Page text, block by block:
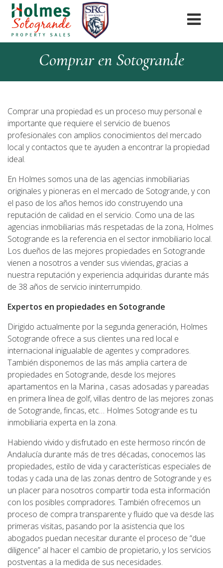
Comprar en Sotogrande
Comprar una propiedad es un proceso muy personal e
importante que requiere el servicio de buenos
profesionales con amplios conocimientos del mercado
local y contactos que te ayuden a encontrar la propiedad
ideal.
En Holmes somos una de las agencias inmobiliarias
originales y pioneras en el mercado de Sotogrande, y con
el paso de los años hemos ido construyendo una
reputación de calidad en el servicio. Como una de las
agencias inmobiliarias más respetadas de la zona, Holmes
Sotogrande es la referencia en el sector inmobiliario local.
Los dueños de las mejores propiedades en Sotogrande
vienen a nosotros a vender sus viviendas, gracias a
nuestra reputación y experiencia adquiridas durante más
de 38 años de servicio ininterrumpido.
Expertos en propiedades en Sotogrande
Dirigido actualmente por la segunda generación, Holmes
Sotogrande ofrece a sus clientes una red local e
internacional inigualable de agentes y compradores.
También disponemos de las más amplia cartera de
propiedades en Sotogrande, desde los mejores
apartamentos en la Marina , casas adosadas y pareadas
en primera línea de golf, villas dentro de las mejores zonas
de Sotogrande, fincas, etc… Holmes Sotogrande es tu
inmobiliaria experta en la zona.
Habiendo vivido y disfrutado en este hermoso rincón de
Andalucía durante más de tres décadas, conocemos las
propiedades, estilo de vida y características especiales de
todas y cada una de las zonas dentro de Sotogrande y es
un placer para nosotros compartir toda esta información
con los posibles compradores. También ofrecemos un
proceso de compra transparente y fluido que va desde las
primeras visitas, pasando por la asistencia que los
abogados puedan necesitar durante el proceso de “due
diligence” al hacer el cambio de propietario, y los servicios
postventas a la medida de sus necesidades.